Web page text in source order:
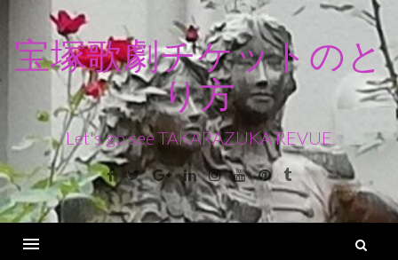
ン
ス
キ
ッ
宝塚歌劇チケットのと
り方
Let's go see TAKARAZUKA REVUE
Facebook
TwitterGoogle+LinkedinInstagram
YoutubePinterest
Tumblr